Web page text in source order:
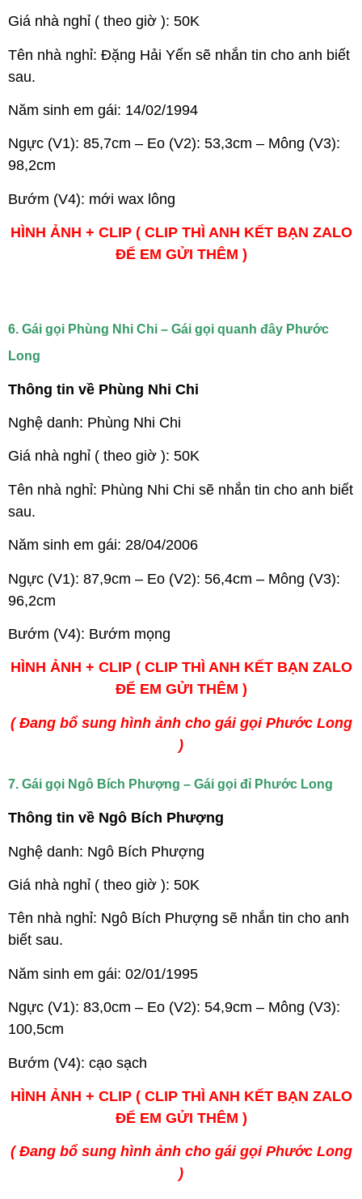
Giá nhà nghỉ ( theo giờ ): 50K
Tên nhà nghỉ: Đặng Hải Yến sẽ nhắn tin cho anh biết
sau.
Năm sinh em gái: 14/02/1994
Ngực (V1): 85,7cm – Eo (V2): 53,3cm – Mông (V3):
98,2cm
Bướm (V4): mới wax lông
HÌNH ẢNH + CLIP ( CLIP THÌ ANH KẾT BẠN ZALO
ĐỂ EM GỬI THÊM )
6. Gái gọi Phùng Nhi Chi – Gái gọi quanh đây Phước
Long
Thông tin về Phùng Nhi Chi
Nghệ danh: Phùng Nhi Chi
Giá nhà nghỉ ( theo giờ ): 50K
Tên nhà nghỉ: Phùng Nhi Chi sẽ nhắn tin cho anh biết
sau.
Năm sinh em gái: 28/04/2006
Ngực (V1): 87,9cm – Eo (V2): 56,4cm – Mông (V3):
96,2cm
Bướm (V4): Bướm mọng
HÌNH ẢNH + CLIP ( CLIP THÌ ANH KẾT BẠN ZALO
ĐỂ EM GỬI THÊM )
( Đang bổ sung hình ảnh cho gái gọi Phước Long
)
7. Gái gọi Ngô Bích Phượng – Gái gọi đỉ Phước Long
Thông tin về Ngô Bích Phượng
Nghệ danh: Ngô Bích Phượng
Giá nhà nghỉ ( theo giờ ): 50K
Tên nhà nghỉ: Ngô Bích Phượng sẽ nhắn tin cho anh
biết sau.
Năm sinh em gái: 02/01/1995
Ngực (V1): 83,0cm – Eo (V2): 54,9cm – Mông (V3):
100,5cm
Bướm (V4): cạo sạch
HÌNH ẢNH + CLIP ( CLIP THÌ ANH KẾT BẠN ZALO
ĐỂ EM GỬI THÊM )
( Đang bổ sung hình ảnh cho gái gọi Phước Long
)